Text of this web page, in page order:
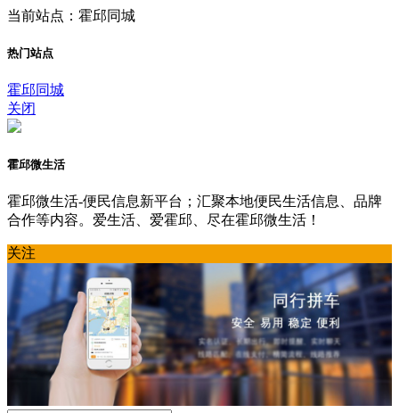
当前站点：霍邱同城
热门站点
霍邱同城
关闭
霍邱微生活
霍邱微生活-便民信息新平台；汇聚本地便民生活信息、品牌
合作等内容。爱生活、爱霍邱、尽在霍邱微生活！
关注